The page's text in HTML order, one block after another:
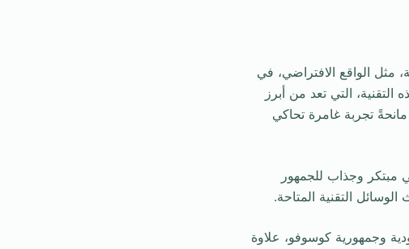
مثل الواقع الافتراضي، في
التي تعد من أبرز
مانحةً تجربة غامرة تحاكي
مبتكر وجذاب للجمهور
التقنية المتاحة.
وجمهورية كوسوفو، علاوة